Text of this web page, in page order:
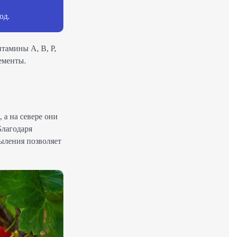
A, B, P,
на севере они
позволяет